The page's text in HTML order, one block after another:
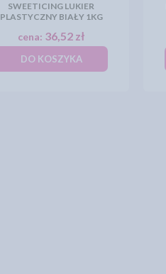
SWEETICING LUKIER
PLASTYCZNY BIAŁY 1KG
cena: 36,52 zł
DO KOSZYKA